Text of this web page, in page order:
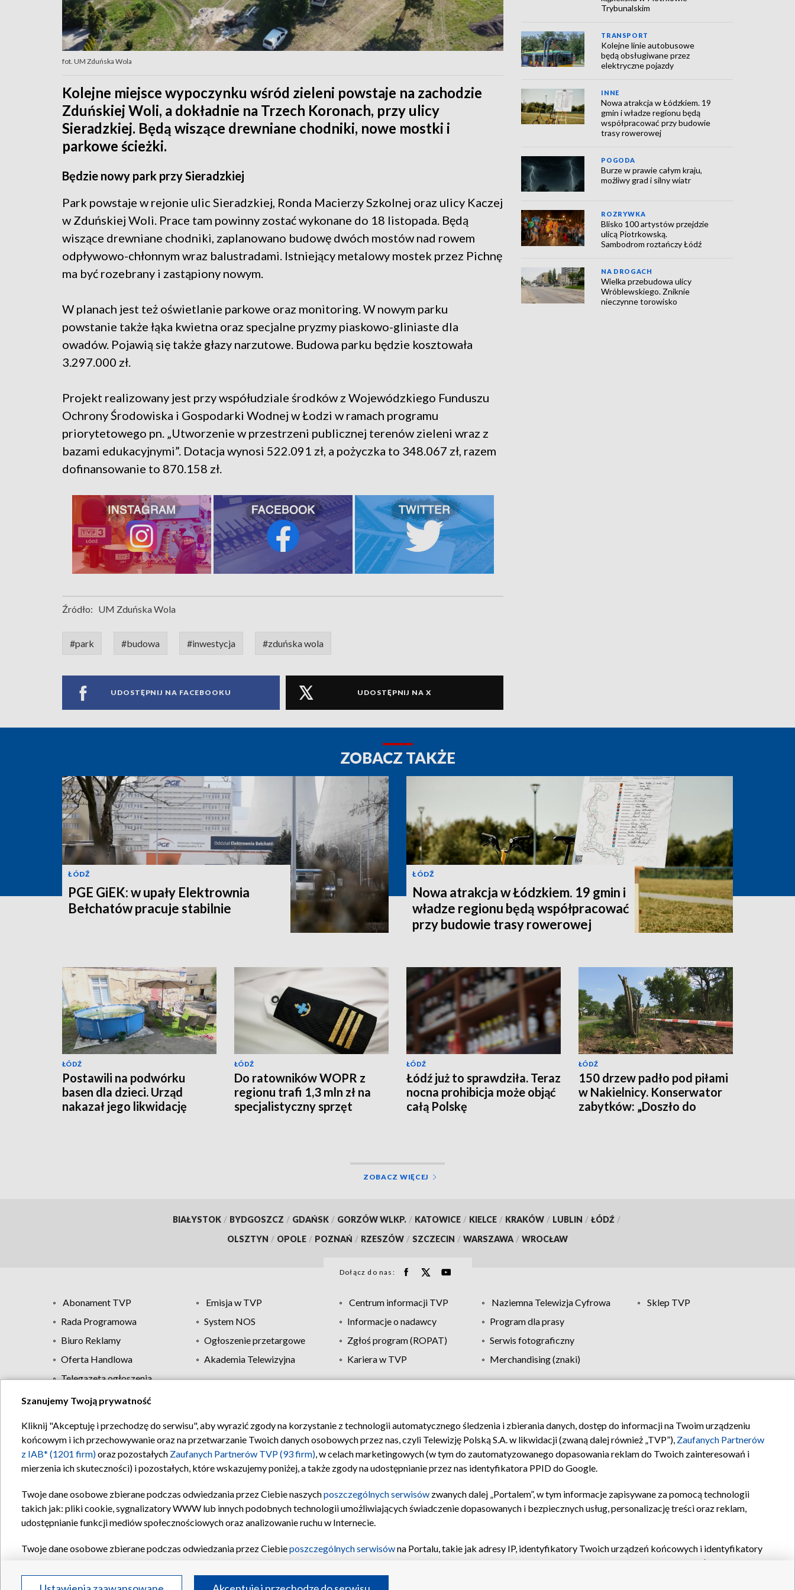
fot. UM Zduńska Wola
Kolejne miejsce wypoczynku wśród zieleni powstaje na zachodzie
Zduńskiej Woli, a dokładnie na Trzech Koronach, przy ulicy
Sieradzkiej. Będą wiszące drewniane chodniki, nowe mostki i
parkowe ścieżki.
Będzie nowy park przy Sieradzkiej
Park powstaje w rejonie ulic Sieradzkiej, Ronda Macierzy Szkolnej oraz ulicy Kaczej
w Zduńskiej Woli. Prace tam powinny zostać wykonane do 18 listopada. Będą
wiszące drewniane chodniki, zaplanowano budowę dwóch mostów nad rowem
odpływowo-chłonnym wraz balustradami. Istniejący metalowy mostek przez Pichnę
ma być rozebrany i zastąpiony nowym.
W planach jest też oświetlanie parkowe oraz monitoring. W nowym parku
powstanie także łąka kwietna oraz specjalne pryzmy piaskowo-gliniaste dla
owadów. Pojawią się także głazy narzutowe. Budowa parku będzie kosztowała
3.297.000 zł.
Projekt realizowany jest przy współudziale środków z Wojewódzkiego Funduszu
Ochrony Środowiska i Gospodarki Wodnej w Łodzi w ramach programu
priorytetowego pn. „Utworzenie w przestrzeni publicznej terenów zieleni wraz z
bazami edukacyjnymi”. Dotacja wynosi 522.091 zł, a pożyczka to 348.067 zł, razem
dofinansowanie to 870.158 zł.
Źródło: UM Zduńska Wola
#park #budowa #inwestycja #zduńska wola
UDOSTĘPNIJ NA FACEBOOKU UDOSTĘPNIJ NA X
Trybunalskim
TRANSPORT
Kolejne linie autobusowe
będą obsługiwane przez
elektryczne pojazdy
INNE
Nowa atrakcja w Łódzkiem. 19
gmin i władze regionu będą
współpracować przy budowie
trasy rowerowej
POGODA
Burze w prawie całym kraju,
możliwy grad i silny wiatr
ROZRYWKA
Blisko 100 artystów przejdzie
ulicą Piotrkowską.
Sambodrom roztańczy Łódź
NA DROGACH
Wielka przebudowa ulicy
Wróblewskiego. Zniknie
nieczynne torowisko
ZOBACZ TAKŻE
ŁÓDŹ
PGE GiEK: w upały Elektrownia
Bełchatów pracuje stabilnie
ŁÓDŹ
Nowa atrakcja w Łódzkiem. 19 gmin i
władze regionu będą współpracować
przy budowie trasy rowerowej
ŁÓDŹ
Postawili na podwórku
basen dla dzieci. Urząd
nakazał jego likwidację
ŁÓDŹ
Do ratowników WOPR z
regionu trafi 1,3 mln zł na
specjalistyczny sprzęt
ŁÓDŹ
Łódź już to sprawdziła. Teraz
nocna prohibicja może objąć
całą Polskę
ŁÓDŹ
150 drzew padło pod piłami
w Nakielnicy. Konserwator
zabytków: „Doszło do
ZOBACZ WIĘCEJ
BIAŁYSTOK / BYDGOSZCZ / GDAŃSK / GORZÓW WLKP. / KATOWICE / KIELCE / KRAKÓW / LUBLIN / ŁÓDŹ /
OLSZTYN / OPOLE / POZNAŃ / RZESZÓW / SZCZECIN / WARSZAWA / WROCŁAW
Dołącz do nas:
Abonament TVP Emisja w TVP Centrum informacji TVP Naziemna Telewizja Cyfrowa
Sklep TVP
Rada Programowa
System NOS Informacje o nadawcy
Program dla prasy
Biuro Reklamy
Ogłoszenie przetargowe Zgłoś program (ROPAT)
Serwis fotograficzny
Oferta Handlowa
Akademia Telewizyjna Kariera w TVP
Merchandising (znaki)
Telegazeta ogłoszenia
Regulamin TVP Polityka prywatności Moje zgody Pomoc Biuro reklamy Kontakt
Szanujemy Twoją prywatność
Kliknij "Akceptuję i przechodzę do serwisu", aby wyrazić zgody na korzystanie z technologii automatycznego śledzenia i zbierania danych, dostęp do informacji na Twoim urządzeniu
końcowym i ich przechowywanie oraz na przetwarzanie Twoich danych osobowych przez nas, czyli Telewizję Polską S.A. w likwidacji (zwaną dalej również „TVP”), Zaufanych Partnerów
z IAB* (1201 firm)oraz pozostałych Zaufanych Partnerów TVP (93 firm), w celach marketingowych (w tym do zautomatyzowanego dopasowania reklam do Twoich zainteresowań i
mierzenia ich skuteczności) i pozostałych, które wskazujemy poniżej, a także zgody na udostępnianie przez nas identyfikatora PPID do Google.
Twoje dane osobowe zbierane podczas odwiedzania przez Ciebie naszychposzczególnych serwisów zwanych dalej „Portalem”, w tym informacje zapisywane za pomocą technologii
takich jak: pliki cookie, sygnalizatory WWW lub innych podobnych technologii umożliwiających świadczenie dopasowanych i bezpiecznych usług, personalizację treści oraz reklam,
udostępnianie funkcji mediów społecznościowych oraz analizowanie ruchu w Internecie.
Twoje dane osobowe zbierane podczas odwiedzania przez Ciebieposzczególnych serwisówna Portalu, takie jak adresy IP, identyfikatory Twoich urządzeń końcowych i identyfikatory
oraz pozostałych
Partnerów TVPdla realizacji następujących celów i funkcji: przechowywania informacji na urządzeniu lub dostęp do nich, wyboru podstawowych reklam, wyboru spersonalizowanych